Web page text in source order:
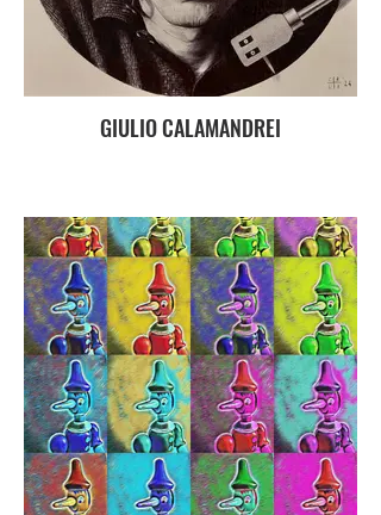
GIULIO CALAMANDREI